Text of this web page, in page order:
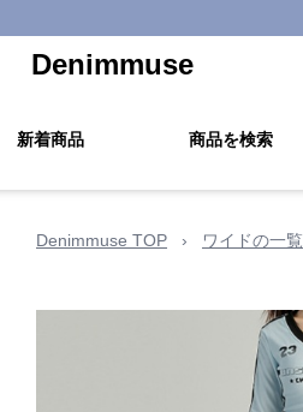
Denimmuse
新着商品 商品を検索
Denimmuse TOP › ワイドの一覧